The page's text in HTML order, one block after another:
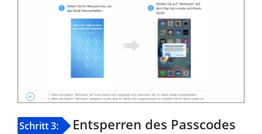
Schritt 3:
Entsperren des Passcodes